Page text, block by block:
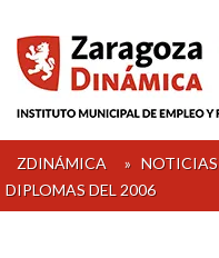
content
ZDINÁMICA » NOTICIAS
DIPLOMAS DEL 2006